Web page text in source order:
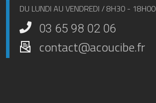
DU LUNDI AU VENDREDI / 8H30 - 18H00
03 65 98 02 06
contact@acoucibe.fr